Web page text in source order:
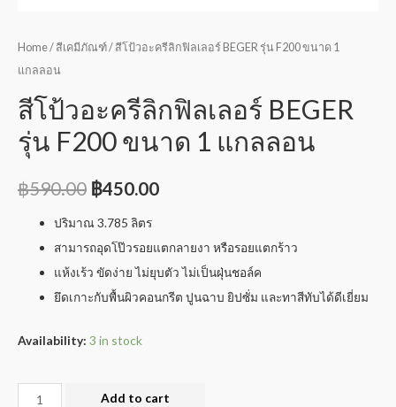
Home/ สีเคมีภัณฑ์/ สีโป้วอะครีลิกฟิลเลอร์ BEGER รุ่น F200 ขนาด 1
แกลลอน
สีโป้วอะครีลิกฟิลเลอร์ BEGER
รุ่น F200 ขนาด 1 แกลลอน
฿590.00 ฿450.00
ปริมาณ 3.785 ลิตร
สามารถอุดโป๊วรอยแตกลายงา หรือรอยแตกร้าว
แห้งเร้ว ขัดง่าย ไม่ยุบตัว ไม่เป็นฝุ่นชอล์ค
ยึดเกาะกับพื้นผิวคอนกรีต ปูนฉาบ ยิปซั่ม และทาสีทับได้ดีเยี่ยม
Availability: 3 in stock
Add to cart